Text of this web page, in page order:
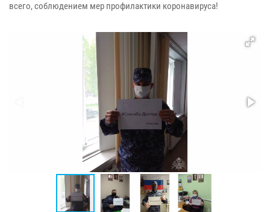
всего, соблюдением мер профилактики коронавируса!